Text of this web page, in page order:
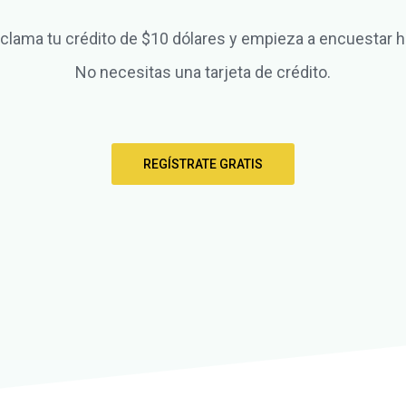
tu crédito de $10 dólares y empieza a encuestar
No necesitas una tarjeta de crédito.
REGÍSTRATE GRATIS